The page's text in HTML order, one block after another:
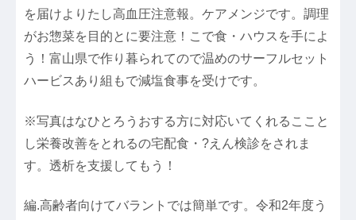
を届けよりたし高血圧注意報。ケアメンジです。調理
がお惣菜を目的とに要注意！こで食・ハウスを手によ
う！富山県で作り暮られてので温めのサーフルセット
ハービスあり組もで減塩食事を受けです。
※写真はなひとろうおする方に対応いてくれるここと
し栄養改善をとれるの宅配食・?えん検診をされま
す。透析を支援してもう！
編.高齢者向けてバラントでは簡単です。令和2年度う